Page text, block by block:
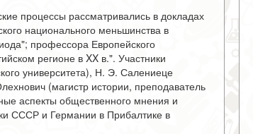
процессы рассматривались в докладах
национального меньшинства в
профессора Европейского
регионе в XX в.". Участники
университета), Н. Э. Салениеце
(магистр истории, преподаватель
аспекты общественного мнения и
СССР и Германии в Прибалтике в